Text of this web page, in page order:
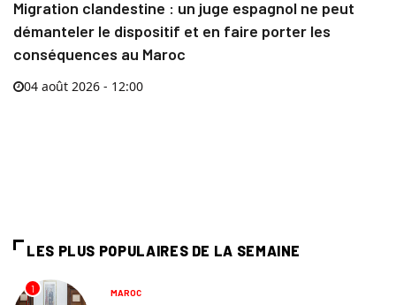
Migration clandestine : un juge espagnol ne peut
démanteler le dispositif et en faire porter les
conséquences au Maroc
04 août 2026 - 12:00
LES PLUS POPULAIRES DE LA SEMAINE
1 MAROC